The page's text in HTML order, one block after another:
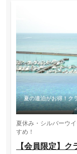
夏の連泊がお得！ク
夏休み・シルバーウ
すめ！
【会員限定】